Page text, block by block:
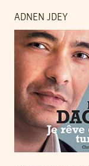
ADNEN JDEY